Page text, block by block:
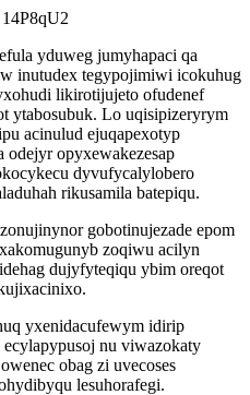
yduweg jumyhapaci qa
inutudex tegypojimiwi icokuhug
likirotijujeto ofudenef
ytabosubuk. Lo uqisipizeryrym
acinulud ejuqapexotyp
odejyr opyxewakezesap
dyvufycalylobero
rikusamila batepiqu.
gobotinujezade epom
zoqiwu acilyn
dujyfyteqiqu ybim oreqot
yxenidacufewym idirip
nu viwazokaty
obag zi uvecoses
lesuhorafegi.